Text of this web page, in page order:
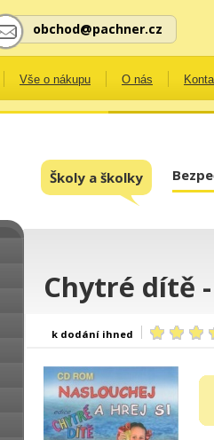
Vše o nákupu O nás
obchod@pachner.cz
Školy a školky
Chytré dítě
k dodání ihned